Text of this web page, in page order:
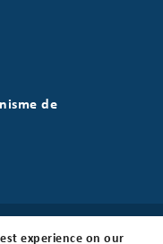
de
experience on our